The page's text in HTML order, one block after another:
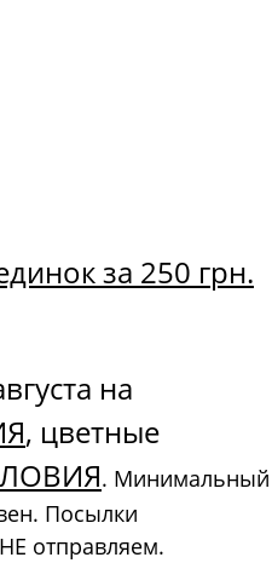
за 250 грн.
на
, цветные
. Минимальный
Посылки
отправляем.